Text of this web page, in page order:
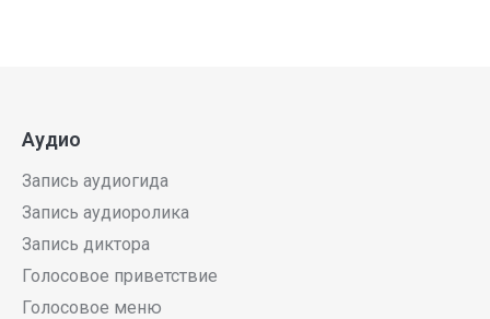
Аудио
Запись аудиогида
Запись аудиоролика
Запись диктора
Голосовое приветствие
Голосовое меню